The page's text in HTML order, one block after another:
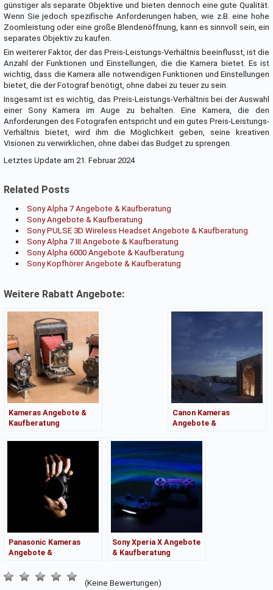
günstiger als separate Objektive und bieten dennoch eine gute Qualität.
Wenn Sie jedoch spezifische Anforderungen haben, wie z.B. eine hohe
Zoomleistung oder eine große Blendenöffnung, kann es sinnvoll sein, ein
separates Objektiv zu kaufen.
Ein weiterer Faktor, der das Preis-Leistungs-Verhältnis beeinflusst, ist die
Anzahl der Funktionen und Einstellungen, die die Kamera bietet. Es ist
wichtig, dass die Kamera alle notwendigen Funktionen und Einstellungen
bietet, die der Fotograf benötigt, ohne dabei zu teuer zu sein.
Insgesamt ist es wichtig, das Preis-Leistungs-Verhältnis bei der Auswahl
einer Sony Kamera im Auge zu behalten. Eine Kamera, die den
Anforderungen des Fotografen entspricht und ein gutes Preis-Leistungs-
Verhältnis bietet, wird ihm die Möglichkeit geben, seine kreativen
Visionen zu verwirklichen, ohne dabei das Budget zu sprengen.
Letztes Update am 21. Februar 2024
Related Posts
Sony Alpha 7 Angebote & Kaufberatung
Sony Angebote & Kaufberatung
Sony PULSE 3D Wireless Headset Angebote & Kaufberatung
Sony Alpha 7 III Angebote & Kaufberatung
Sony Alpha 6000 Angebote & Kaufberatung
Sony Kopfhörer Angebote & Kaufberatung
Weitere Rabatt Angebote:
Kameras Angebote &
Kaufberatung
Canon Kameras
Angebote &
Panasonic Kameras
Angebote &
Sony Xperia X Angebote
& Kaufberatung
(Keine Bewertungen)